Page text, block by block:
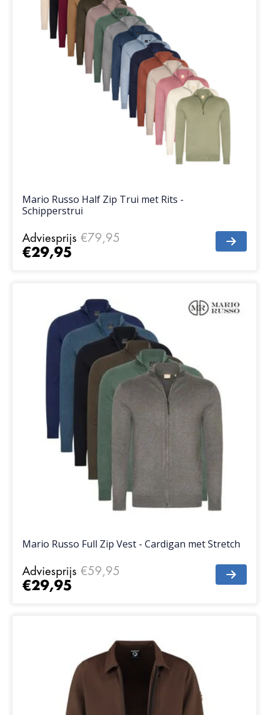
Mario Russo Half Zip Trui met Rits -
Schipperstrui
Adviesprijs €79,95
€29,95
Mario Russo Full Zip Vest - Cardigan met Stretch
Adviesprijs €59,95
€29,95